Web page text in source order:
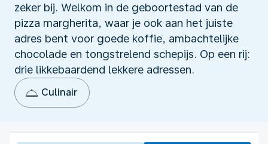
zeker bij. Welkom in de geboortestad van de
pizza margherita, waar je ook aan het juiste
adres bent voor goede koffie, ambachtelijke
chocolade en tongstrelend schepijs. Op een rij:
drie likkebaardend lekkere adressen.
Culinair